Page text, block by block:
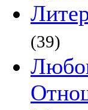
(39)